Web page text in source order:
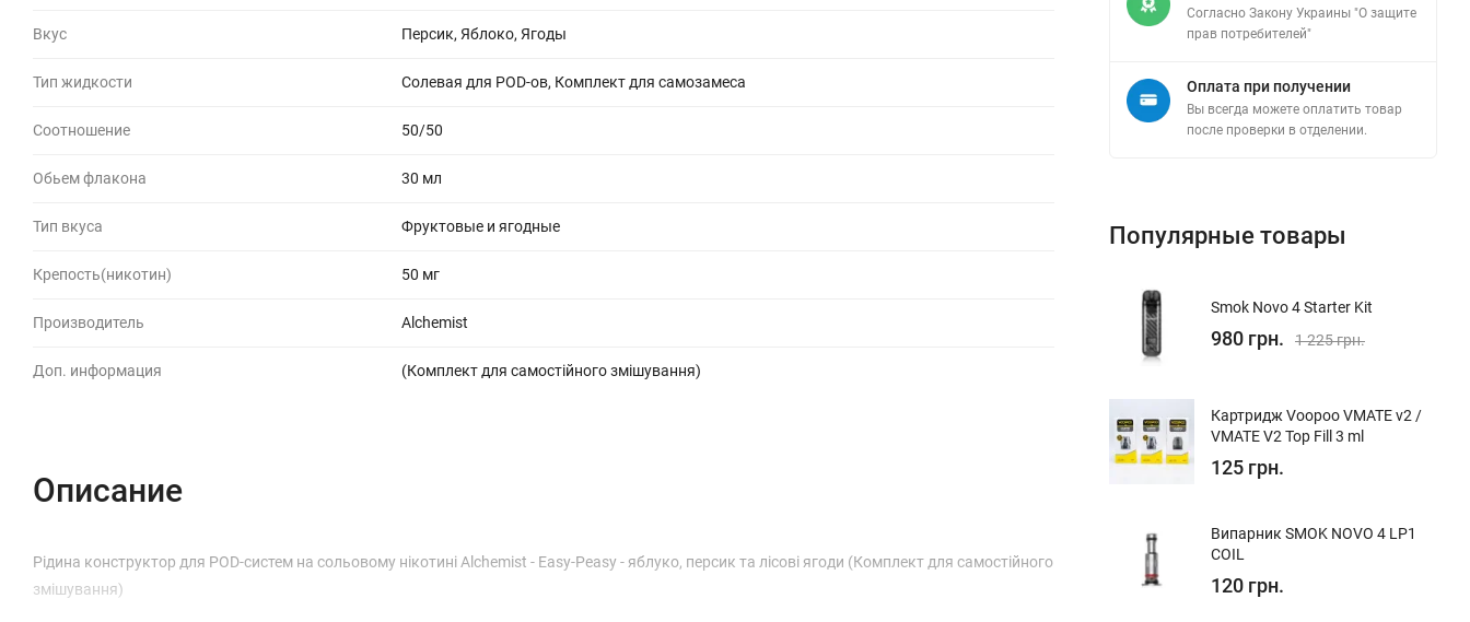
Вкус Персик, Яблоко, Ягоды
Тип жидкости Солевая для POD-ов, Комплект для самозамеса
Соотношение 50/50
Обьем флакона 30 мл
Тип вкуса Фруктовые и ягодные
Крепость(никотин) 50 мг
Производитель Alchemist
Доп. информация (Комплект для самостійного змішування)
Описание
Рідина конструктор для POD-систем на сольовому нікотині Alchemist - Easy-Peasy - яблуко, персик та лісові ягоди (Комплект для самостійного
змішування)
Согласно Закону Украины "О защите
прав потребителей"
Оплата при получении
Вы всегда можете оплатить товар
после проверки в отделении.
Популярные товары
Smok Novo 4 Starter Kit
980 грн. 1 225 грн.
Картридж Voopoo VMATE v2 /
VMATE V2 Top Fill 3 ml
125 грн.
Випарник SMOK NOVO 4 LP1
COIL
120 грн.